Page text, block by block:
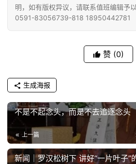
专
题
慈
善
教
人
物
登录 注册
明，如有版权异议，请联系值班编辑予
0591-83056739-818 18950442781
赞 (0)
生成海报
不是不起念头，而是不去追逐念头
上一篇
新闻｜罗汉松树下 讲好“一片叶子”